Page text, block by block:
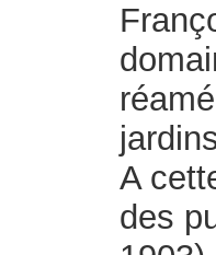
A
des